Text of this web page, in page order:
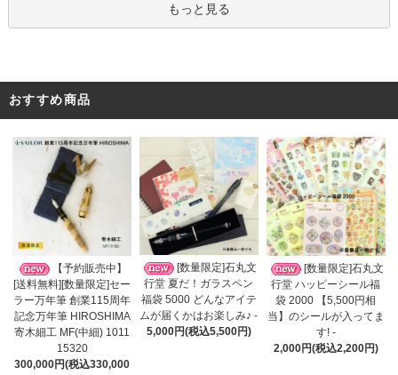
もっと見る
おすすめ商品
【予約販売中】
[送料無料][数量限定]セー
ラー万年筆 創業115周年
記念万年筆 HIROSHIMA
寄木細工 MF(中細) 1011
15320
300,000円(税込330,000
[数量限定]石丸文
行堂 夏だ！ガラスペン
福袋 5000 どんなアイテ
ムが届くかはお楽しみ♪ -
5,000円(税込5,500円)
[数量限定]石丸文
行堂 ハッピーシール福
袋 2000 【5,500円相
当】のシールが入ってま
す! -
2,000円(税込2,200円)